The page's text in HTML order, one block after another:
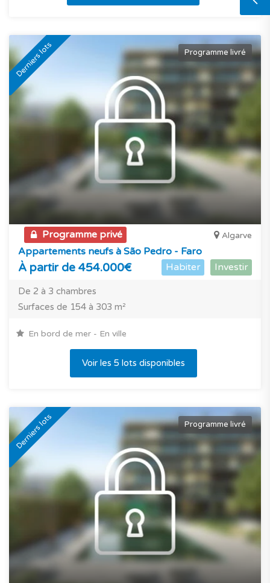
Derniers lots Programme livré
Programme privé Algarve
Appartements neufs à São Pedro - Faro
À partir de 454.000€ Habiter Investir
De 2 à 3 chambres
Surfaces de 154 à 303 m²
En bord de mer - En ville
Voir les 5 lots disponibles
Derniers lots Programme livré